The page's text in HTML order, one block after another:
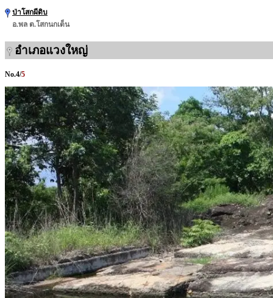
ป่าโสกผีดิบ
อ.พล ต.โสกนกเต็น
อำเภอแวงใหญ่
No.4/5